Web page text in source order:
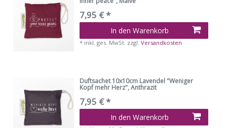
7,95 € *
In den Warenkorb
* inkl. ges. MwSt. zzgl.Versandkosten
Duftsachet 10x10cm Lavendel "Weniger
Kopf mehr Herz", Anthrazit
7,95 € *
In den Warenkorb